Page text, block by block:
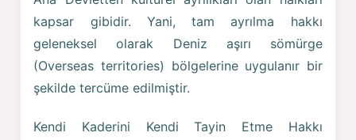
kapsar gibidir. Yani, tam ayrılma hakkı
geleneksel olarak Deniz aşırı sömürge
(Overseas territories) bölgelerine uygulanır bir
şekilde tercüme edilmiştir.
Kendi Kaderini Kendi Tayin Etme Hakkı